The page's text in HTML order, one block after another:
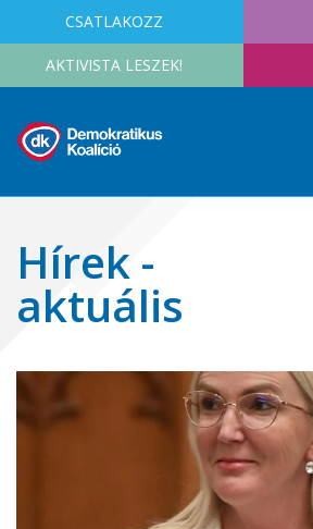
CSATLAKOZZ
AKTIVISTA LESZEK!
Hírek -
aktuális